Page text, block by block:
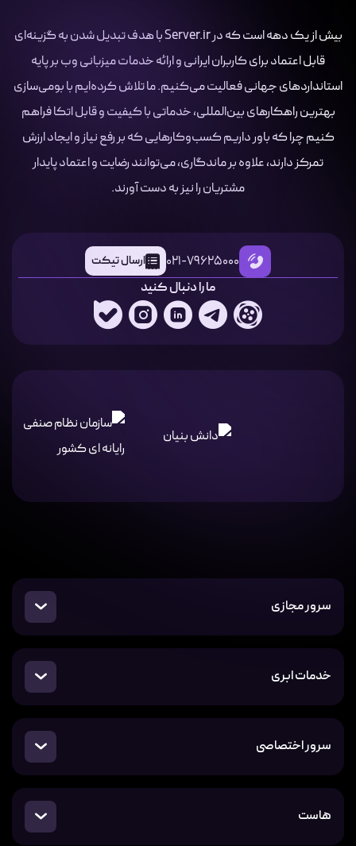
بیش از یک دهه است که در Server.ir با هدف تبدیل شدن به گزینه‌ای
قابل اعتماد برای کاربران ایرانی و ارائه خدمات میزبانی وب بر پایه
استانداردهای جهانی فعالیت می‌کنیم. ما تلاش کرده‌ایم با بومی‌سازی
بهترین راهکارهای بین‌المللی، خدماتی با کیفیت و قابل اتکا فراهم
کنیم چرا که باور داریم کسب‌وکارهایی که بر رفع نیاز و ایجاد ارزش
تمرکز دارند، علاوه بر ماندگاری، می‌توانند رضایت و اعتماد پایدار
مشتریان را نیز به دست آورند.
021-79625000 ارسال تیکت
ما را دنبال کنید
سرور مجازی
خدمات ابری
سرور اختصاصی
هاست